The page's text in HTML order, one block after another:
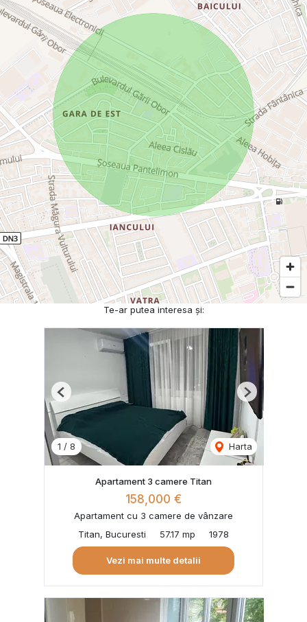
Te-ar putea interesa și:
1 / 8 Harta
Previous Next
Apartament 3 camere Titan
158,000 €
Apartament cu 3 camere de vânzare
Titan, Bucuresti
57.17 mp 1978
Vezi mai multe detalii